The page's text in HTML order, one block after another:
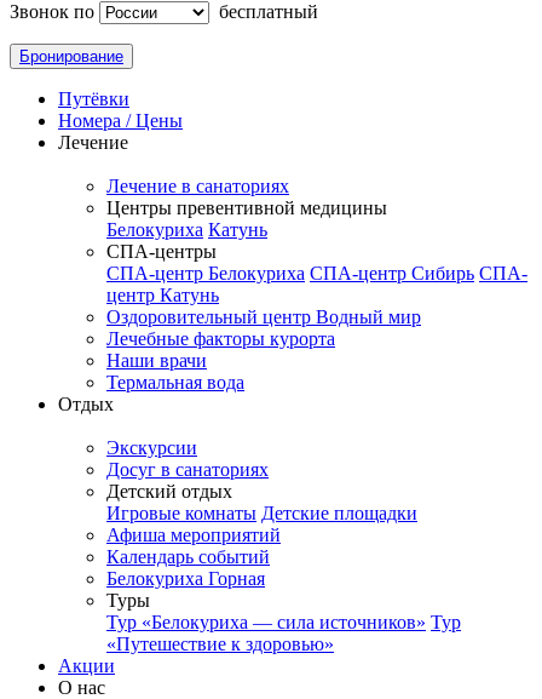
Звонок по
бесплатный
Бронирование
Путёвки
Номера / Цены
Лечение
Лечение в санаториях
Центры превентивной медицины
Белокуриха Катунь
СПА-центры
СПА-центр Белокуриха СПА-центр Сибирь СПА-
центр Катунь
Оздоровительный центр Водный мир
Лечебные факторы курорта
Наши врачи
Термальная вода
Отдых
Экскурсии
Досуг в санаториях
Детский отдых
Игровые комнаты Детские площадки
Афиша мероприятий
Календарь событий
Белокуриха Горная
Туры
Тур «Белокуриха — сила источников» Тур
«Путешествие к здоровью»
Акции
О нас